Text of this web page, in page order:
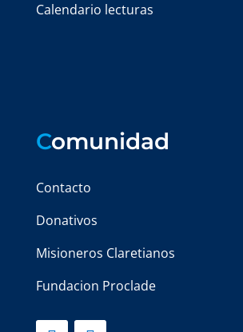
Calendario lecturas
Comunidad
Contacto
Donativos
Misioneros Claretianos
Fundacion Proclade